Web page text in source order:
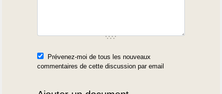
Prévenez-moi de tous les nouveaux
commentaires de cette discussion par email